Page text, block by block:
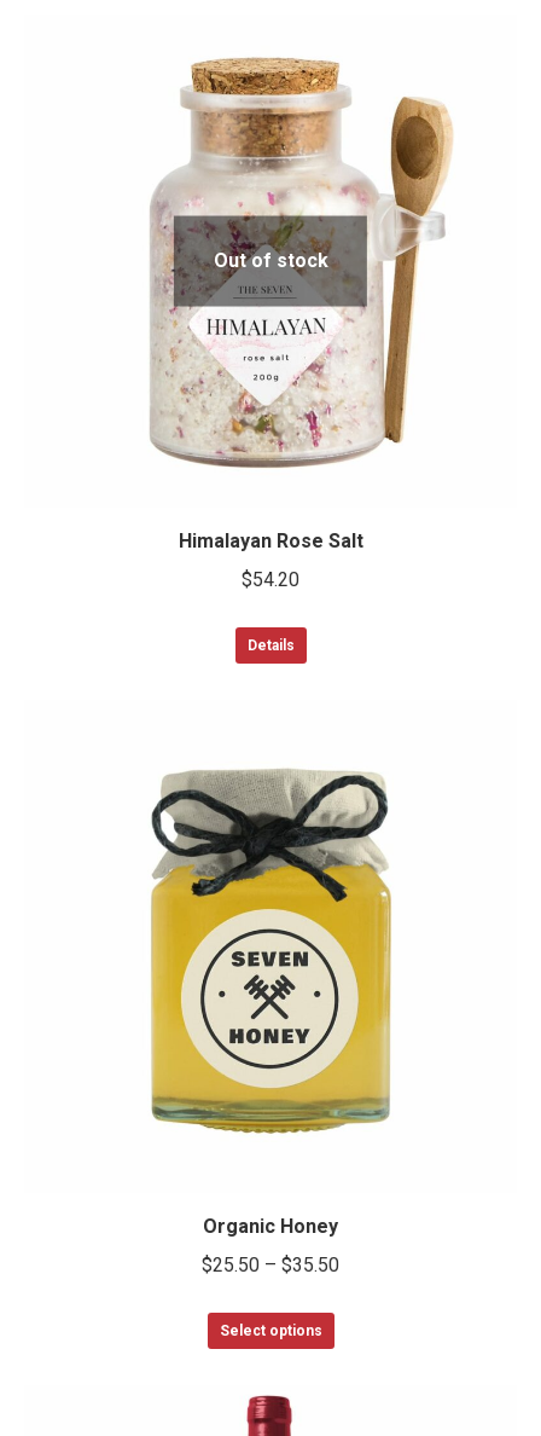
Out of stock
Himalayan Rose Salt
$54.20
Details
Organic Honey
$25.50 – $35.50
Select options